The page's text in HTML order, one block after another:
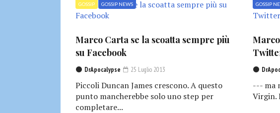
GOSSIP GOSSIP NEWS
Marco Carta se la scoatta sempre più
su Facebook
DrApocalypse 25 Luglio 2013
Piccoli Duncan James crescono. A questo
punto mancherebbe solo uno step per
completare...
GOSSIP
--- ma
Virgin.